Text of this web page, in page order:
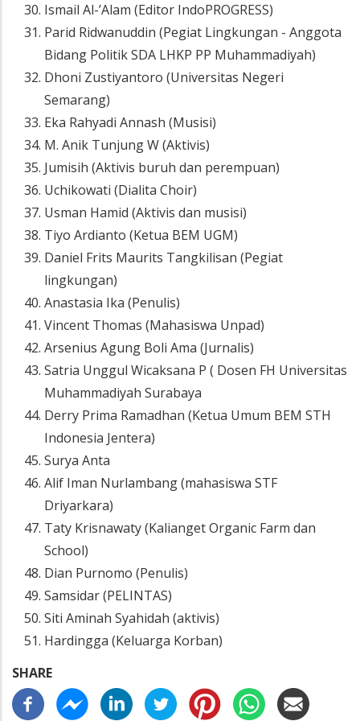
Ismail Al-’Alam (Editor IndoPROGRESS)
Parid Ridwanuddin (Pegiat Lingkungan - Anggota
Bidang Politik SDA LHKP PP Muhammadiyah)
Dhoni Zustiyantoro (Universitas Negeri
Semarang)
Eka Rahyadi Annash (Musisi)
M. Anik Tunjung W (Aktivis)
Jumisih (Aktivis buruh dan perempuan)
Uchikowati (Dialita Choir)
Usman Hamid (Aktivis dan musisi)
Tiyo Ardianto (Ketua BEM UGM)
Daniel Frits Maurits Tangkilisan (Pegiat
lingkungan)
Anastasia Ika (Penulis)
Vincent Thomas (Mahasiswa Unpad)
Arsenius Agung Boli Ama (Jurnalis)
Satria Unggul Wicaksana P ( Dosen FH Universitas
Muhammadiyah Surabaya
Derry Prima Ramadhan (Ketua Umum BEM STH
Indonesia Jentera)
Surya Anta
Alif Iman Nurlambang (mahasiswa STF
Driyarkara)
Taty Krisnawaty (Kalianget Organic Farm dan
School)
Dian Purnomo (Penulis)
Samsidar (PELINTAS)
Siti Aminah Syahidah (aktivis)
Hardingga (Keluarga Korban)
SHARE